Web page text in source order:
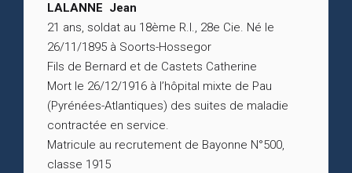
LALANNE Jean
21 ans, soldat au 18ème R.I., 28e Cie. Né le
26/11/1895 à Soorts-Hossegor
Fils de Bernard et de Castets Catherine
Mort le 26/12/1916 à l’hôpital mixte de Pau
(Pyrénées-Atlantiques) des suites de maladie
contractée en service.
Matricule au recrutement de Bayonne N°500,
classe 1915